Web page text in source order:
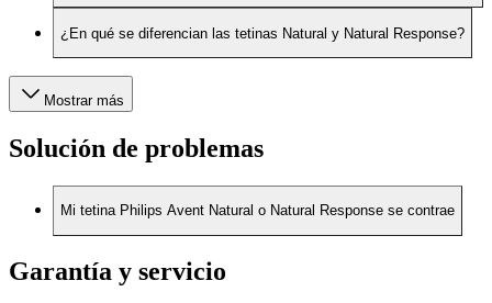
¿En qué se diferencian las tetinas Natural y Natural Response?
Mostrar más
Solución de problemas
Mi tetina Philips Avent Natural o Natural Response se contrae
Garantía y servicio